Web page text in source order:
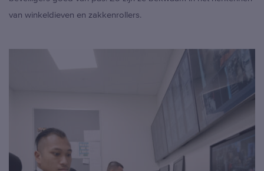
van winkeldieven en zakkenrollers.